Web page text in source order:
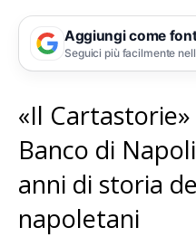
Aggiungi come
Seguici più facilmente
«Il
Banco di
anni di storia
napoletani